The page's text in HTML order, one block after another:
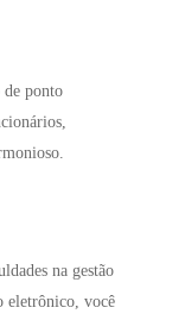
de ponto
na gestão
eletrônico, você